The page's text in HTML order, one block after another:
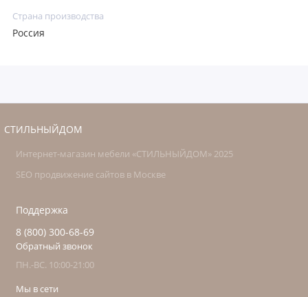
Страна производства
Россия
СТИЛЬНЫЙДОМ
Интернет-магазин мебели «СТИЛЬНЫЙДОМ» 2025
SEO продвижение сайтов в Москве
Поддержка
8 (800) 300-68-69
Обратный звонок
ПН.-ВС. 10:00-21:00
Мы в сети